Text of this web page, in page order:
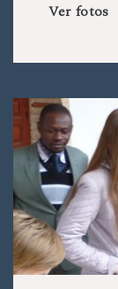
Ver fotos